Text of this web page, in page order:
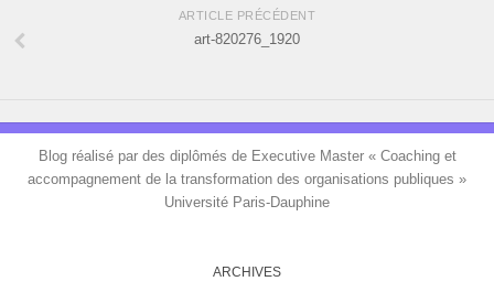
ARTICLE PRÉCÉDENT
art-820276_1920
Blog réalisé par des diplômés de Executive Master « Coaching et
accompagnement de la transformation des organisations publiques »
Université Paris-Dauphine
ARCHIVES